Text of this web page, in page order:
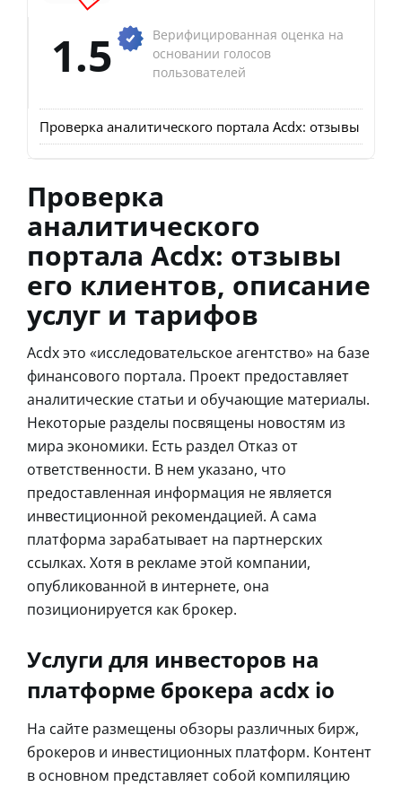
1.5
Верифицированная оценка на
основании голосов
пользователей
Проверка аналитического портала Acdx: отзывы его
Проверка
аналитического
портала Acdx: отзывы
его клиентов, описание
услуг и тарифов
Acdx это «исследовательское агентство» на базе
финансового портала. Проект предоставляет
аналитические статьи и обучающие материалы.
Некоторые разделы посвящены новостям из
мира экономики. Есть раздел Отказ от
ответственности. В нем указано, что
предоставленная информация не является
инвестиционной рекомендацией. А сама
платформа зарабатывает на партнерских
ссылках. Хотя в рекламе этой компании,
опубликованной в интернете, она
позиционируется как брокер.
Услуги для инвесторов на
платформе брокера acdx io
На сайте размещены обзоры различных бирж,
брокеров и инвестиционных платформ. Контент
в основном представляет собой компиляцию